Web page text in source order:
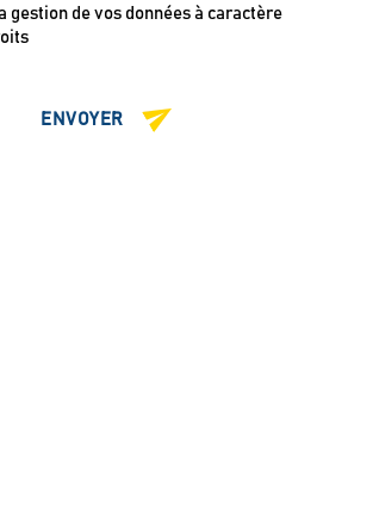
gestion de vos données à caractère
ENVOYER